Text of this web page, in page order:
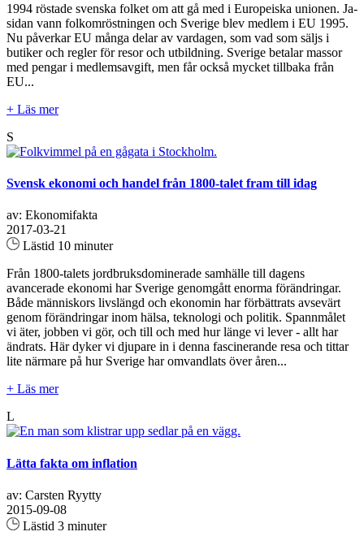
1994 röstade svenska folket om att gå med i Europeiska unionen. Ja-
sidan vann folkomröstningen och Sverige blev medlem i EU 1995.
Nu påverkar EU många delar av vardagen, som vad som säljs i
butiker och regler för resor och utbildning. Sverige betalar massor
med pengar i medlemsavgift, men får också mycket tillbaka från
EU...
+ Läs mer
S
Svensk ekonomi och handel från 1800-talet fram till idag
av: Ekonomifakta
2017-03-21
Lästid 10 minuter
Från 1800-talets jordbruksdominerade samhälle till dagens
avancerade ekonomi har Sverige genomgått enorma förändringar.
Både människors livslängd och ekonomin har förbättrats avsevärt
genom förändringar inom hälsa, teknologi och politik. Spannmålet
vi äter, jobben vi gör, och till och med hur länge vi lever - allt har
ändrats. Här dyker vi djupare in i denna fascinerande resa och tittar
lite närmare på hur Sverige har omvandlats över åren...
+ Läs mer
L
Lätta fakta om inflation
av: Carsten Ryytty
2015-09-08
Lästid 3 minuter